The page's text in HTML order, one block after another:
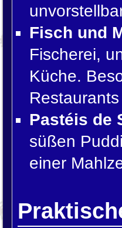
Fisch und
Fischerei,
Küche.
Pastéis de
süßen
einer